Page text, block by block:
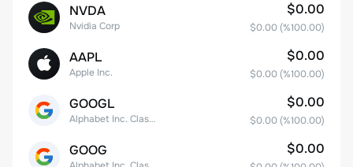
NVDA
Nvidia Corp
$0.00
$0.00 (%100.00)
AAPL
Apple Inc.
$0.00
$0.00 (%100.00)
GOOGL
Alphabet Inc. Class A Common Stock
$0.00
$0.00 (%100.00)
GOOG $0.00